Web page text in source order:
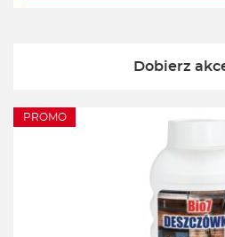
Dobierz
PROMO